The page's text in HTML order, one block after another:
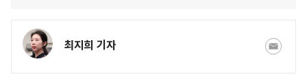
최지희 기자